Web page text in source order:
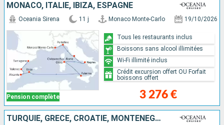
MONACO, ITALIE, IBIZA, ESPAGNE
Pension complète
Oceania Sirena 11 j Monaco Monte-Carlo 19/10/2026
3 276 €
Tous les restaurants inclus
Boissons sans alcool illimitées
Wi-Fi illimité inclus
Crédit excursion offert OU Forfait
boissons offert
TURQUIE, GRÈCE, CROATIE, MONTÉNÉGRO, ALBANIE, ITALIE